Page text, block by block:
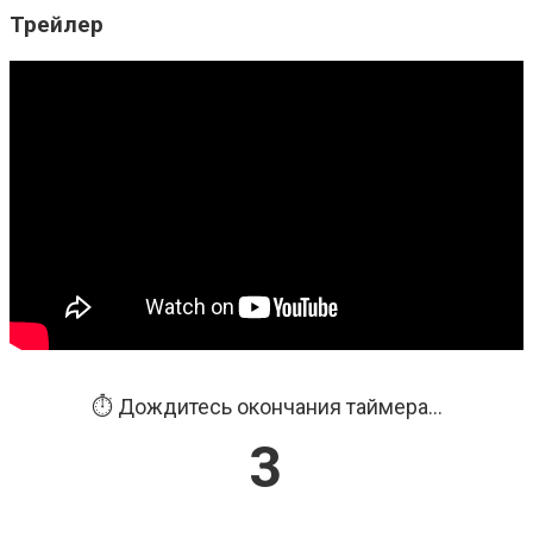
Трейлер
⏱️ Дождитесь окончания таймера...
2